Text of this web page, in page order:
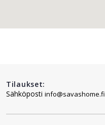
Tilaukset:
Sähköposti info@savashome.fi